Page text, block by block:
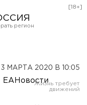
[18+]
3 МАРТА 2020 В 10:05
ЕАНовости